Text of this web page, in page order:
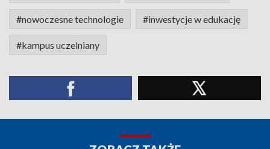
#nowoczesne technologie #inwestycje w edukację
#kampus uczelniany